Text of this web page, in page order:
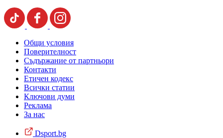
Общи условия
Поверителност
Съдържание от партньори
Контакти
Етичен кодекс
Всички статии
Ключови думи
Реклама
За нас
Dsport.bg